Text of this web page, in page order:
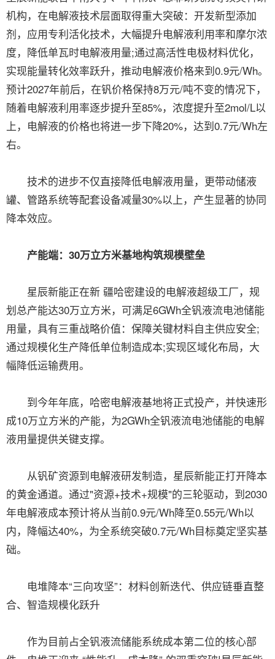
机构，在电解液技术层面取得重大突破：开发新型添加
剂，应用专利活化技术，大幅提升电解液利用率和摩尔浓
度，降低单瓦时电解液用量;通过高活性电极材料优化，
实现能量转化效率跃升，推动电解液价格来到0.9元/Wh。
预计2027年前后，在钒价格保持8万元/吨不变的情况下，
随着电解液利用率逐步提升至85%，浓度提升至2mol/L以
上，电解液的价格也将进一步下降20%，达到0.7元/Wh左
右。
技术的进步不仅直接降低电解液用量，更带动储液
罐、管路系统等配套设备减量30%以上，产生显著的协同
降本效应。
产能端：30万立方米基地构筑规模壁垒
星辰新能正在新 疆哈密建设的电解液超级工厂，规
划总产能达30万立方米，可满足6GWh全钒液流电池储能
用量，具有三重战略价值：保障关键材料自主供应安全;
通过规模化生产降低单位制造成本;实现区域化布局，大
幅降低运输费用。
到今年年底，哈密电解液基地将正式投产，并快速形
成10万立方米的产能，为2GWh全钒液流电池储能的电解
液用量提供关键支撑。
从钒矿资源到电解液研发制造，星辰新能正打开降本
的黄金通道。通过"资源+技术+规模"的三轮驱动，到2030
年电解液成本预计将从当前0.9元/Wh降至0.55元/Wh以
内，降幅达40%，为全系统突破0.7元/Wh目标奠定坚实基
础。
电堆降本“三向攻坚”：材料创新迭代、供应链垂直整
合、智造规模化跃升
作为目前占全钒液流储能系统成本第二位的核心部